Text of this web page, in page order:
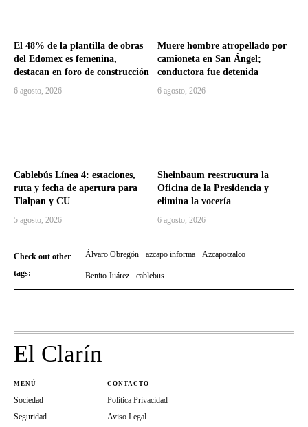
El 48% de la plantilla de obras
del Edomex es femenina,
destacan en foro de construcción
6 agosto, 2026
Muere hombre atropellado por
camioneta en San Ángel;
conductora fue detenida
6 agosto, 2026
Cablebús Línea 4: estaciones,
ruta y fecha de apertura para
Tlalpan y CU
5 agosto, 2026
Sheinbaum reestructura la
Oficina de la Presidencia y
elimina la vocería
6 agosto, 2026
Check out other
tags:
Álvaro Obregón azcapo informa Azcapotzalco
Benito Juárez cablebus
El Clarín
MENÚ
Sociedad
Seguridad
CONTACTO
Política Privacidad
Aviso Legal